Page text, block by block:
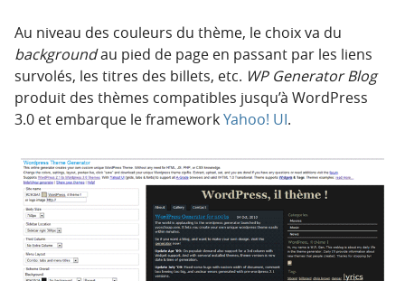
Au niveau des couleurs du thème, le choix va du
backgroundau pied de page en passant par les liens
survolés, les titres des billets, etc. WP Generator Blog
produit des thèmes compatibles jusqu’à WordPress
3.0 et embarque le frameworkYahoo! UI.